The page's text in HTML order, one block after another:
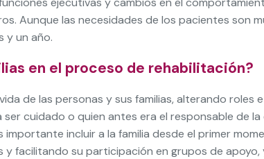
Aunque las necesidades de los pacientes son
y un año.
en el proceso de rehabilitación?
de las personas y sus familias, alterando roles
cuidado o quien antes era el responsable de
importante incluir a la familia desde el primer
y facilitando su participación en grupos de apoyo,